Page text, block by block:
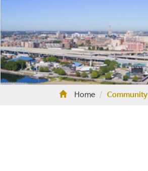
Home Community